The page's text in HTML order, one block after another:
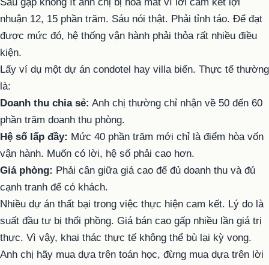
nhuận 12, 15 phần trăm. Sáu nói thật. Phải tỉnh táo. Để đạt
được mức đó, hệ thống vận hành phải thỏa rất nhiều điều
kiện.
Lấy ví dụ một dự án condotel hay villa biển. Thực tế thường
là:
Doanh thu chia sẻ: Anh chị thường chỉ nhận về 50 đến 60
phần trăm doanh thu phòng.
Hệ số lấp đầy: Mức 40 phần trăm mới chỉ là điểm hòa vốn
vận hành. Muốn có lời, hệ số phải cao hơn.
Giá phòng: Phải cân giữa giá cao để đủ doanh thu và đủ
cạnh tranh để có khách.
Nhiều dự án thất bại trong việc thực hiện cam kết. Lý do là
suất đầu tư bị thổi phồng. Giá bán cao gấp nhiều lần giá trị
thực. Vì vậy, khai thác thực tế không thể bù lại kỳ vọng.
Anh chị hãy mua dựa trên toán học, đừng mua dựa trên lời